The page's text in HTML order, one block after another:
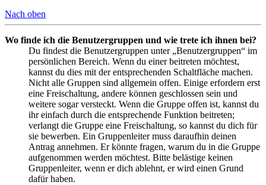
Nach oben
Wo finde ich die Benutzergruppen und wie trete ich ihnen bei?
Du findest die Benutzergruppen unter „Benutzergruppen“ im
persönlichen Bereich. Wenn du einer beitreten möchtest,
kannst du dies mit der entsprechenden Schaltfläche machen.
Nicht alle Gruppen sind allgemein offen. Einige erfordern erst
eine Freischaltung, andere können geschlossen sein und
weitere sogar versteckt. Wenn die Gruppe offen ist, kannst du
ihr einfach durch die entsprechende Funktion beitreten;
verlangt die Gruppe eine Freischaltung, so kannst du dich für
sie bewerben. Ein Gruppenleiter muss daraufhin deinen
Antrag annehmen. Er könnte fragen, warum du in die Gruppe
aufgenommen werden möchtest. Bitte belästige keinen
Gruppenleiter, wenn er dich ablehnt, er wird einen Grund
dafür haben.